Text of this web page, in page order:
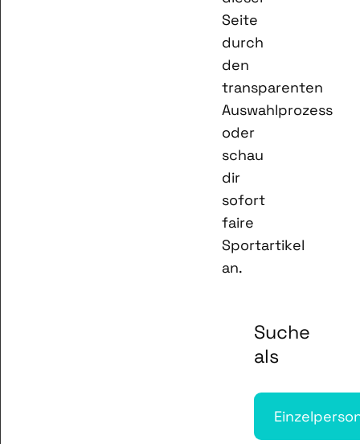
Seite
durch
den
transparenten
Auswahlprozess
oder
schau
dir
sofort
faire
Sportartikel
an.
Suche
als